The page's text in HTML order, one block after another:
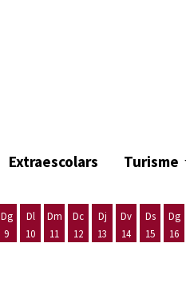
Extraescolars Turisme
Dg
9
Dl
10
Dm
11
Dc
12
Dj
13
Dv
14
Ds
15
Dg
16